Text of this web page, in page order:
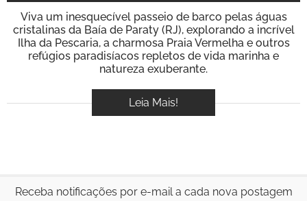
Viva um inesquecível passeio de barco pelas águas
cristalinas da Baía de Paraty (RJ), explorando a incrível
Ilha da Pescaria, a charmosa Praia Vermelha e outros
refúgios paradisíacos repletos de vida marinha e
natureza exuberante.
Leia Mais!
Receba notificações por e-mail a cada nova postagem